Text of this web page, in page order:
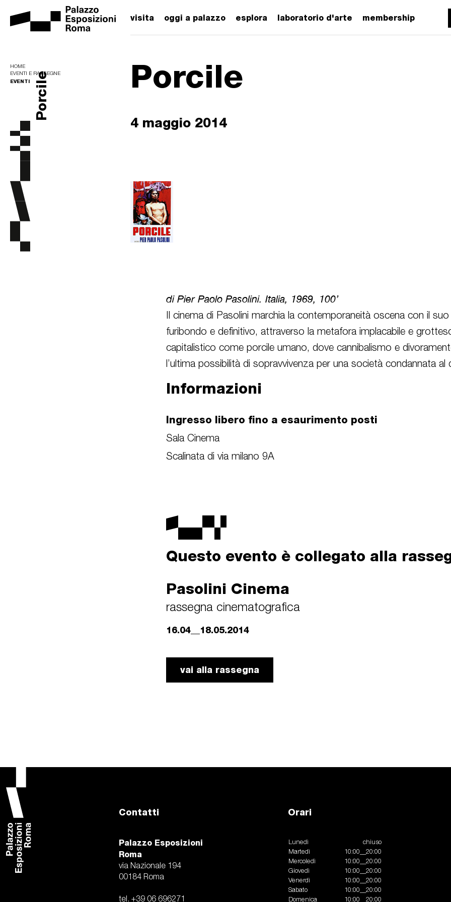
visita oggi a palazzo esplora laboratorio d'arte membership
HOME
EVENTI E RASSEGNE
EVENTI Porcile Porcile
4 maggio 2014
di Pier Paolo Pasolini. Italia, 1969, 100’
Il cinema di Pasolini marchia la contemporaneità oscena con il
furibondo e definitivo, attraverso la metafora implacabile e
capitalistico come porcile umano, dove cannibalismo e
l’ultima possibilità di sopravvivenza per una società condannata al
Informazioni
Ingresso libero fino a esaurimento posti
Sala Cinema
Scalinata di via milano 9A
Questo evento è collegato alla
Pasolini Cinema
rassegna cinematografica
16.04__18.05.2014
vai alla rassegna
Contatti
Palazzo Esposizioni
Roma
via Nazionale 194
00184 Roma
tel. +39 06 696271
Orari
Lunedì
chiuso
Martedì
10:00__20:00
Mercoledì
10:00__20:00
Giovedì
10:00__20:00
Venerdì
10:00__20:00
Sabato
10:00__20:00
Domenica
10:00__20:00